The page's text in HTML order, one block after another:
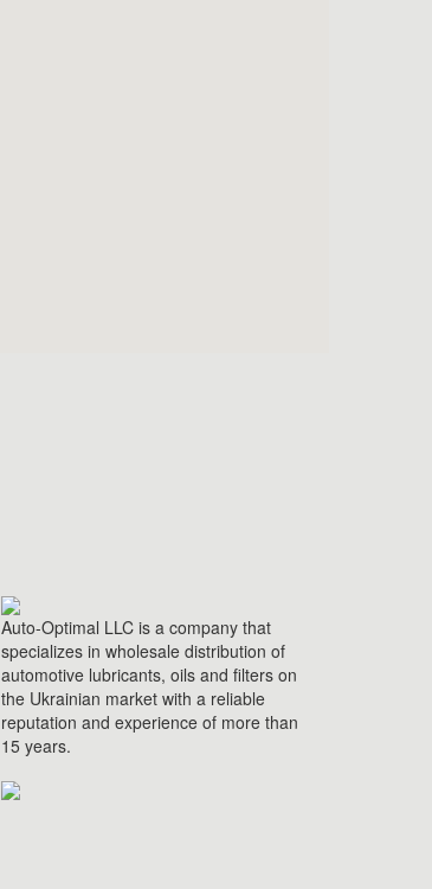
Auto-Optimal LLC is a company that
specializes in wholesale distribution of
automotive lubricants, oils and filters on
the Ukrainian market with a reliable
reputation and experience of more than
15 years.